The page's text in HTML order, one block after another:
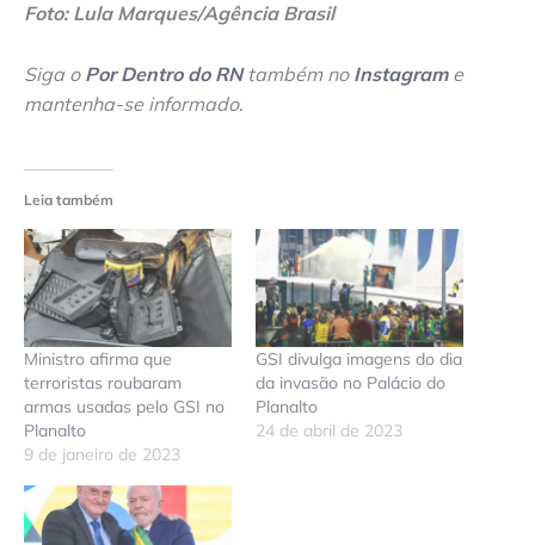
Foto: Lula Marques/Agência Brasil
Siga o Por Dentro do RNtambém no Instagrame
mantenha-se informado.
Leia também
Ministro afirma que
terroristas roubaram
armas usadas pelo GSI no
Planalto
9 de janeiro de 2023
GSI divulga imagens do dia
da invasão no Palácio do
Planalto
24 de abril de 2023